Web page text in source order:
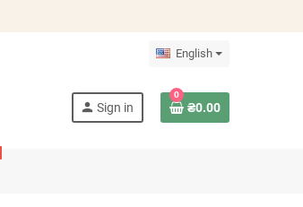
English
person Sign in
0
₴0.00